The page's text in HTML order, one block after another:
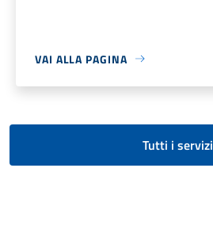
VAI ALLA PAGINA
Tutti i servizi